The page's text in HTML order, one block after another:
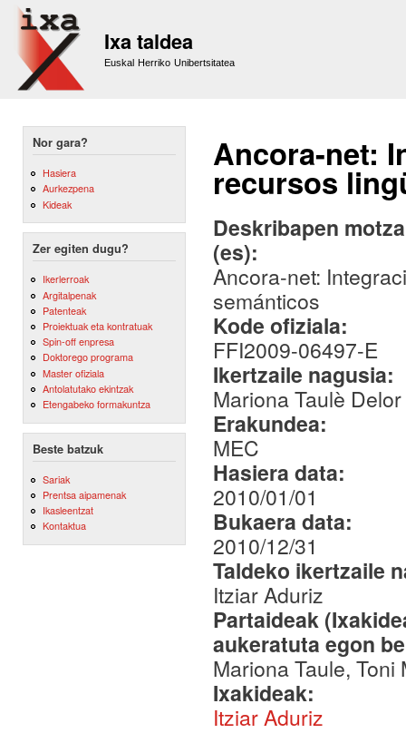
Ixa taldea
Euskal Herriko Unibertsitatea
Nor gara?
Hasiera
Aurkezpena
Kideak
Zer egiten dugu?
Ikerlerroak
Argitalpenak
Patenteak
Proiektuak eta kontratuak
Spin-off enpresa
Doktorego programa
Master ofiziala
Antolatutako ekintzak
Etengabeko formakuntza
Beste batzuk
Sariak
Prentsa aipamenak
Ikasleentzat
Kontaktua
Ancora-net:
recursos
Deskribapen
(es):
Ancora-net:
semánticos
Kode ofiziala:
FFI2009-06497-E
Ikertzaile nagusia:
Mariona Taulè Delor
Erakundea:
MEC
Hasiera data:
2010/01/01
Bukaera data:
2010/12/31
Taldeko ikertzaile
Itziar Aduriz
Partaideak
aukeratuta egon
Mariona Taule,
Ixakideak:
Itziar Aduriz